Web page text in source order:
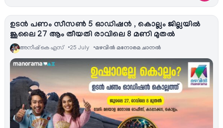
ഉടൻ പണം സീസണ്‍ 5 ഓഡിഷൻ , കൊല്ലം ജില്ലയില്‍
ജൂലൈ 27 ആം തീയതി രാവിലെ 8 മണി മുതൽ
അനീഷ്‌ കെ എസ് 25 July മഴവിൽ മനോരമ ചാനല്‍